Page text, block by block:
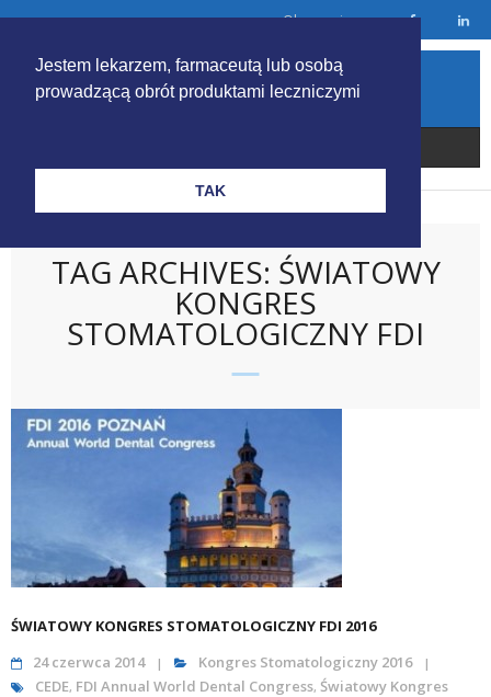
content
Obserwuj nas
TAG ARCHIVES: ŚWIATOWY
KONGRES
STOMATOLOGICZNY FDI
ŚWIATOWY KONGRES STOMATOLOGICZNY FDI 2016
24 czerwca 2014
Kongres Stomatologiczny 2016
CEDE, FDI Annual World Dental Congress, Światowy Kongres
Jestem lekarzem, farmaceutą lub osobą
prowadzącą obrót produktami leczniczymi
TAK